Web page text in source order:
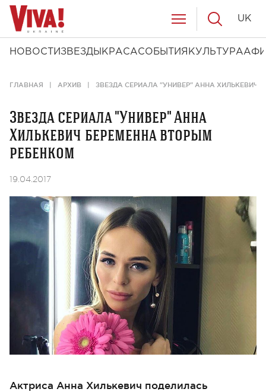
НОВОСТИ ЗВЕЗДЫ КРАСАСОБЫТИЯ КУЛЬТУРА
UK
ГЛАВНАЯ АРХИВ ЗВЕЗДА СЕРИАЛА "УНИВЕР" АННА ХИЛЬКЕВИЧ
Звезда сериала "Универ" Анна
Хилькевич беременна вторым
ребенком
19.04.2017
Актриса Анна Хилькевич поделилась